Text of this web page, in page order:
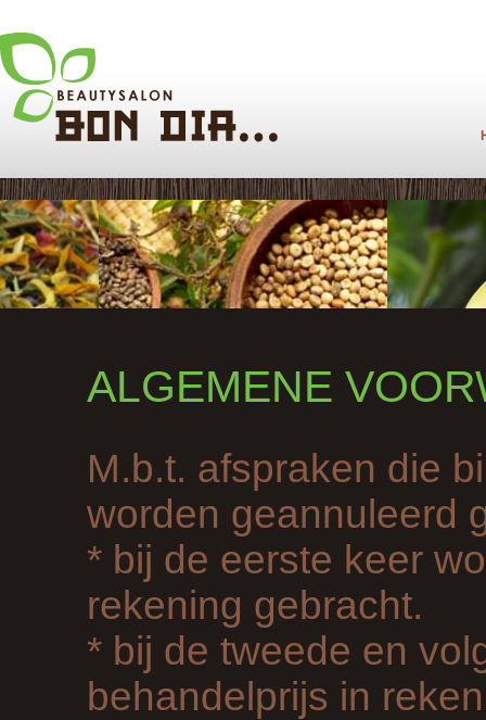
ALGEMENE
M.b.t. afspraken die
worden geannuleerd
* bij de eerste keer
rekening gebracht.
* bij de tweede en
behandelprijs in